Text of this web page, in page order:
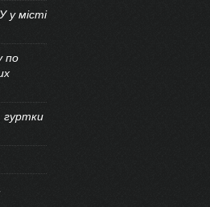
у місті
по
гуртки